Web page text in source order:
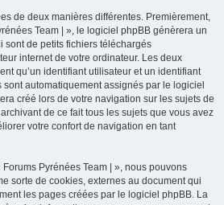
de deux manières différentes. Premièrement,
Team | », le logiciel phpBB génèrera un
sont de petits fichiers téléchargés
internet de votre ordinateur. Les deux
qu’un identifiant utilisateur et un identifiant
automatiquement assignés par le logiciel
créé lors de votre navigation sur les sujets de
de ce fait tous les sujets que vous avez
votre confort de navigation en tant
Pyrénées Team | », nous pouvons
sorte de cookies, externes au document qui
les pages créées par le logiciel phpBB. La